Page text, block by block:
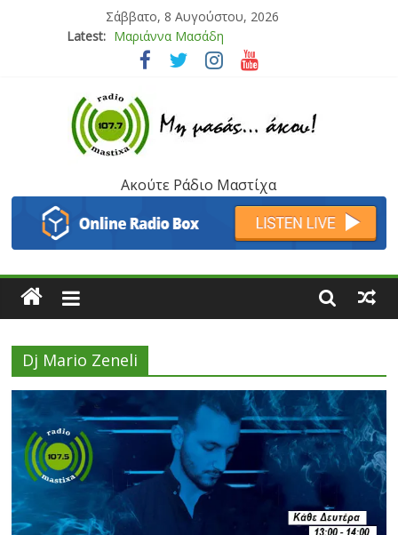
Σάββατο, 8 Αυγούστου, 2026
Latest: Μαριάννα Μασάδη
Τάνια Μπρεάζου
Μάνος Τρυπιάς & Γιώργος Στρατάκης
Ιορδάνης Αγαπητός
Ακούτε Ράδιο Μαστίχα
Dj Mario Zeneli